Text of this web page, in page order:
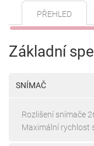
PŘEHLED
Základní
SNÍMAČ
Rozlišení snímače
Maximální rychlost